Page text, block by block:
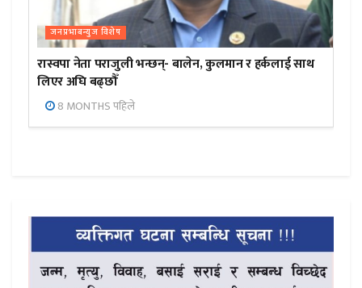
जनप्रभाबन्युज विशेष
रास्वपा नेता पराजुली भन्छन्- बालेन, कुलमान र हर्कलाई साथ
लिएर अघि बढ्छौँ
8 MONTHS पहिले